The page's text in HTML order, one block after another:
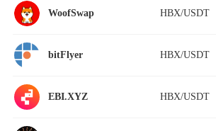
WoofSwap HBX/USDT
bitFlyer HBX/USDT
EBI.XYZ HBX/USDT